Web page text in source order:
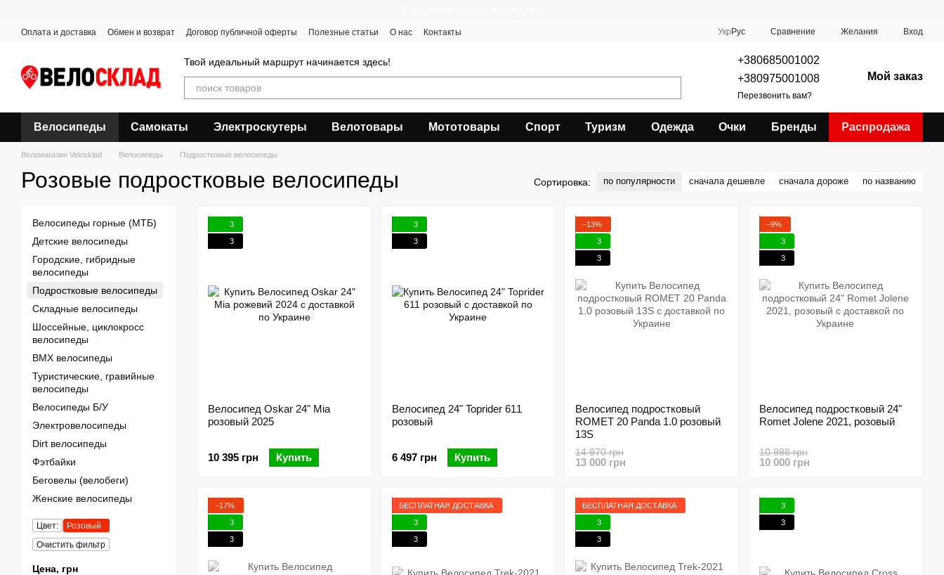
Оплата и доставка Обмен и возврат Договор публичной оферты Полезные статьи О нас Контакты Укр Рус Сравнение Желания Вход
Твой идеальный маршрут начинается здесь!
+380685001002
+380975001008
Перезвонить вам?
Мой заказ
Велосипеды Самокаты Электроскутеры Велотовары Мототовары Спорт Туризм Одежда Очки Бренды Распродажа
Веломагазин Velosklad Велосипеды Подростковые велосипеды
Розовые подростковые велосипеды Сортировка: по популярности сначала дешевле сначала дороже по названию
3
3
Велосипед Oskar 24" Mia
розовый 2025
10 395 грн Купить
3
3
Велосипед 24" Toprider 611
розовый
6 497 грн Купить
−13%
3
3
Велосипед подростковый
ROMET 20 Panda 1.0 розовый
13S
14 970 грн
13 000 грн
−9%
3
3
Велосипед подростковый 24"
Romet Jolene 2021, розовый
10 988 грн
10 000 грн
−17%
3
3
БЕСПЛАТНАЯ ДОСТАВКА
3
3
БЕСПЛАТНАЯ ДОСТАВКА
3
3
3
3
Велосипеды горные (МТБ)
Детские велосипеды
Городские, гибридные
велосипеды
Подростковые велосипеды
Складные велосипеды
Шоссейные, циклокросс
велосипеды
BMX велосипеды
Туристические, гравийные
велосипеды
Велосипеды Б/У
Электровелосипеды
Dirt велосипеды
Фэтбайки
Беговелы (велобеги)
Женские велосипеды
Цвет:
Розовый
Очистить фильтр
Цена, грн